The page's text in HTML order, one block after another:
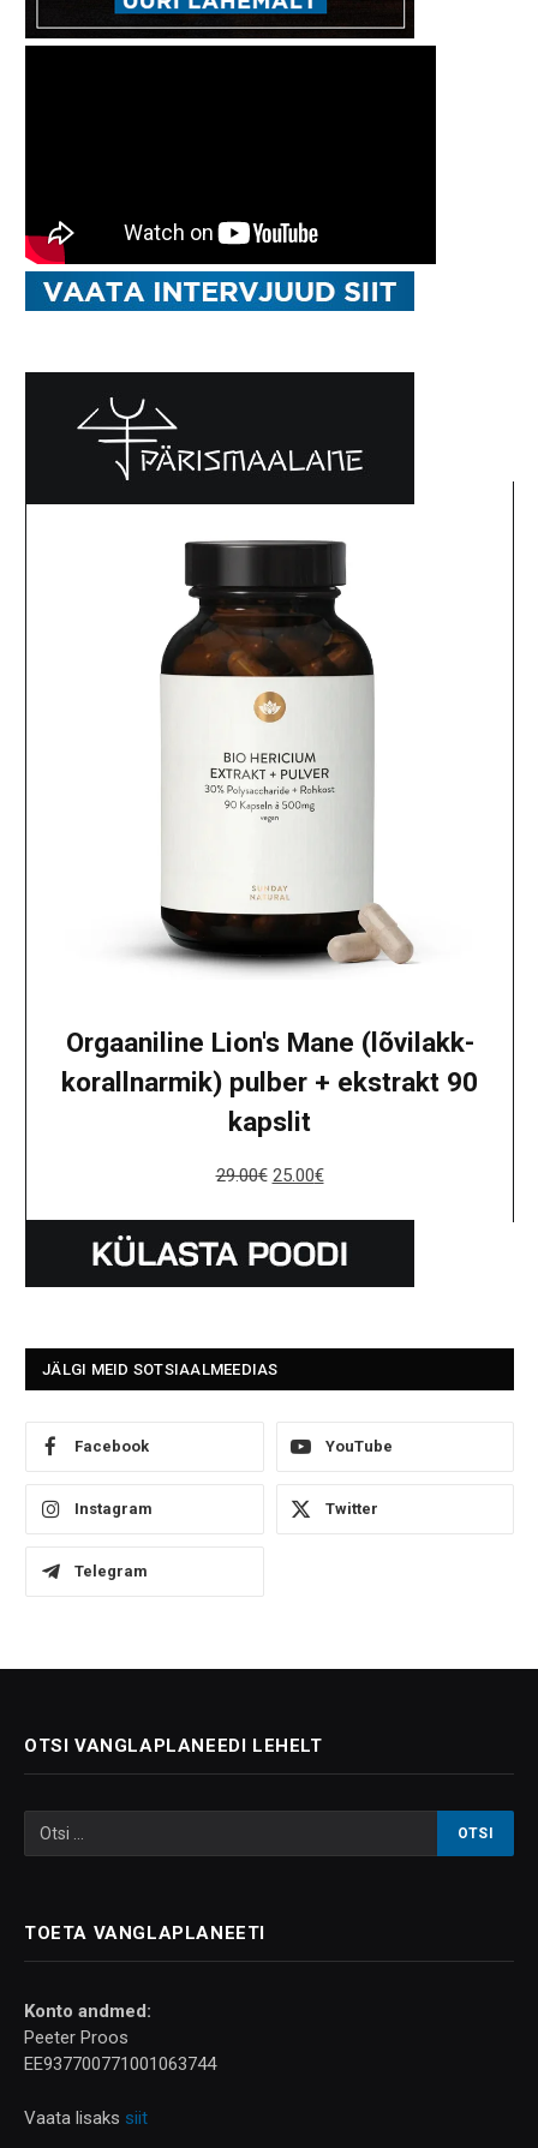
Orgaaniline Lion's Mane (lõvilakk-
korallnarmik) pulber + ekstrakt 90
kapslit
29.00€ 25.00€
JÄLGI MEID SOTSIAALMEEDIAS
Facebook YouTube
Instagram Twitter
Telegram
OTSI VANGLAPLANEEDI LEHELT
TOETA VANGLAPLANEETI
Konto andmed:
Peeter Proos
EE937700771001063744
Vaata lisaks siit